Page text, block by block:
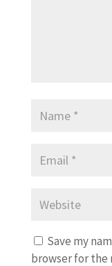
Save my
browser for the